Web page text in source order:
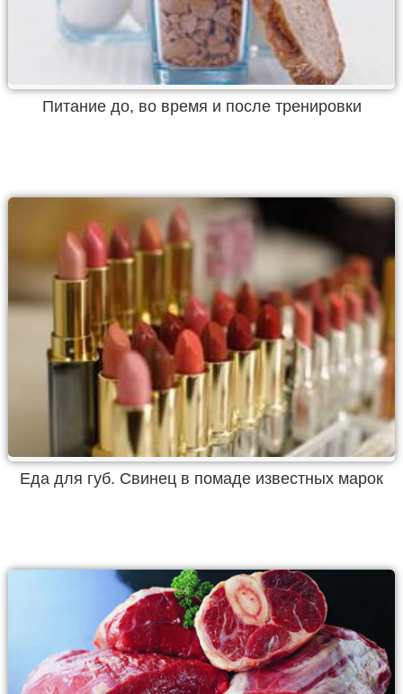
Питание до, во время и после тренировки
Еда для губ. Свинец в помаде известных марок